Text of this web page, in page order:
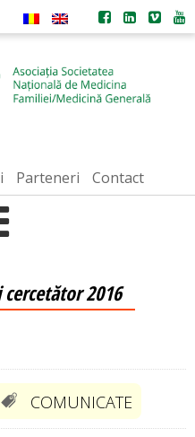
Parteneri Contact
2016
COMUNICATE